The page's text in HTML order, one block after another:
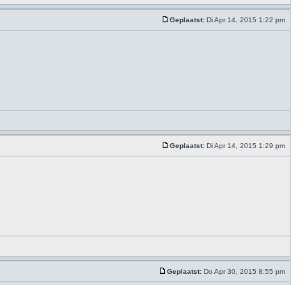
Geplaatst: Di Apr 14, 2015 1:22 pm
Geplaatst: Di Apr 14, 2015 1:29 pm
Geplaatst: Do Apr 30, 2015 8:55 pm